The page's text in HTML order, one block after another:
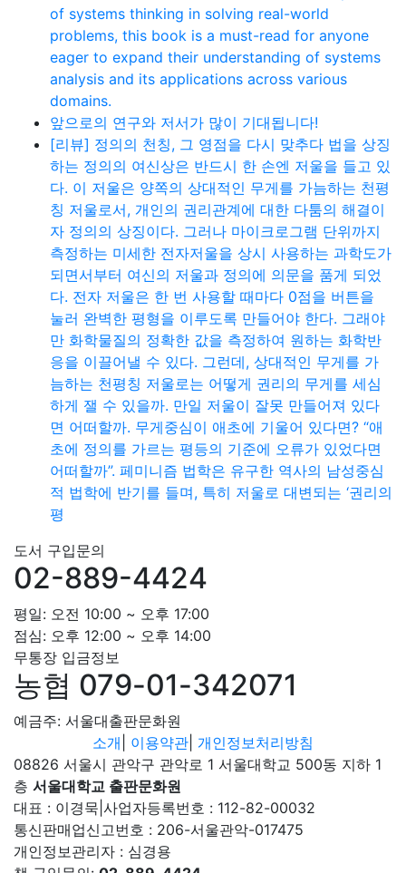
of systems thinking in solving real-world
problems, this book is a must-read for anyone
eager to expand their understanding of systems
analysis and its applications across various
domains.
앞으로의 연구와 저서가 많이 기대됩니다!
[리뷰] 정의의 천칭, 그 영점을 다시 맞추다 법을 상징
하는 정의의 여신상은 반드시 한 손엔 저울을 들고 있
다. 이 저울은 양쪽의 상대적인 무게를 가늠하는 천평
칭 저울로서, 개인의 권리관계에 대한 다툼의 해결이
자 정의의 상징이다. 그러나 마이크로그램 단위까지
측정하는 미세한 전자저울을 상시 사용하는 과학도가
되면서부터 여신의 저울과 정의에 의문을 품게 되었
다. 전자 저울은 한 번 사용할 때마다 0점을 버튼을
눌러 완벽한 평형을 이루도록 만들어야 한다. 그래야
만 화학물질의 정확한 값을 측정하여 원하는 화학반
응을 이끌어낼 수 있다. 그런데, 상대적인 무게를 가
늠하는 천평칭 저울로는 어떻게 권리의 무게를 세심
하게 잴 수 있을까. 만일 저울이 잘못 만들어져 있다
면 어떠할까. 무게중심이 애초에 기울어 있다면? “애
초에 정의를 가르는 평등의 기준에 오류가 있었다면
어떠할까”. 페미니즘 법학은 유구한 역사의 남성중심
적 법학에 반기를 들며, 특히 저울로 대변되는 ‘권리의
평
도서 구입문의
02-889-4424
평일: 오전 10:00 ~ 오후 17:00
점심: 오후 12:00 ~ 오후 14:00
무통장 입금정보
농협 079-01-342071
예금주: 서울대출판문화원
소개
이용약관 개인정보처리방침
08826 서울시 관악구 관악로 1 서울대학교 500동 지하 1
층 서울대학교 출판문화원
대표 : 이경묵 사업자등록번호 : 112-82-00032
통신판매업신고번호 : 206-서울관악-017475
개인정보관리자 : 심경용